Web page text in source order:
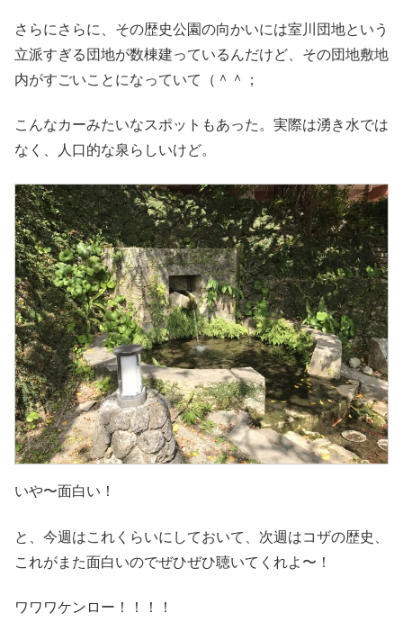
さらにさらに、その歴史公園の向かいには室川団地という
立派すぎる団地が数棟建っているんだけど、その団地敷地
内がすごいことになっていて（＾＾；
こんなカーみたいなスポットもあった。実際は湧き水では
なく、人口的な泉らしいけど。
いや〜面白い！
と、今週はこれくらいにしておいて、次週はコザの歴史、
これがまた面白いのでぜひぜひ聴いてくれよ〜！
ワワワケンロー！！！！